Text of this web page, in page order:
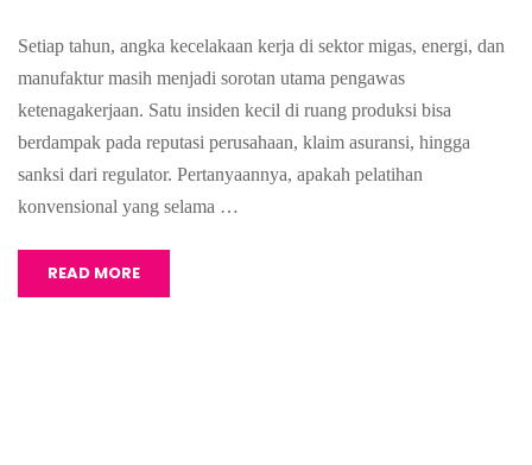
Setiap tahun, angka kecelakaan kerja di sektor migas, energi, dan
manufaktur masih menjadi sorotan utama pengawas
ketenagakerjaan. Satu insiden kecil di ruang produksi bisa
berdampak pada reputasi perusahaan, klaim asuransi, hingga
sanksi dari regulator. Pertanyaannya, apakah pelatihan
konvensional yang selama …
READ MORE